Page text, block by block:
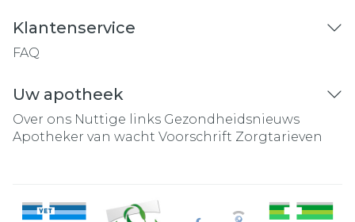
Klantenservice
FAQ
Uw apotheek
Over ons Nuttige links Gezondheidsnieuws
Apotheker van wacht Voorschrift Zorgtarieven